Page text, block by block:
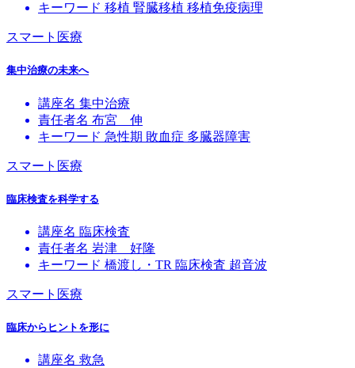
キーワード 移植 腎臓移植 移植免疫病理
スマート医療
集中治療の未来へ
講座名 集中治療
責任者名 布宮 伸
キーワード 急性期 敗血症 多臓器障害
スマート医療
臨床検査を科学する
講座名 臨床検査
責任者名 岩津 好隆
キーワード 橋渡し・TR 臨床検査 超音波
スマート医療
臨床からヒントを形に
講座名 救急